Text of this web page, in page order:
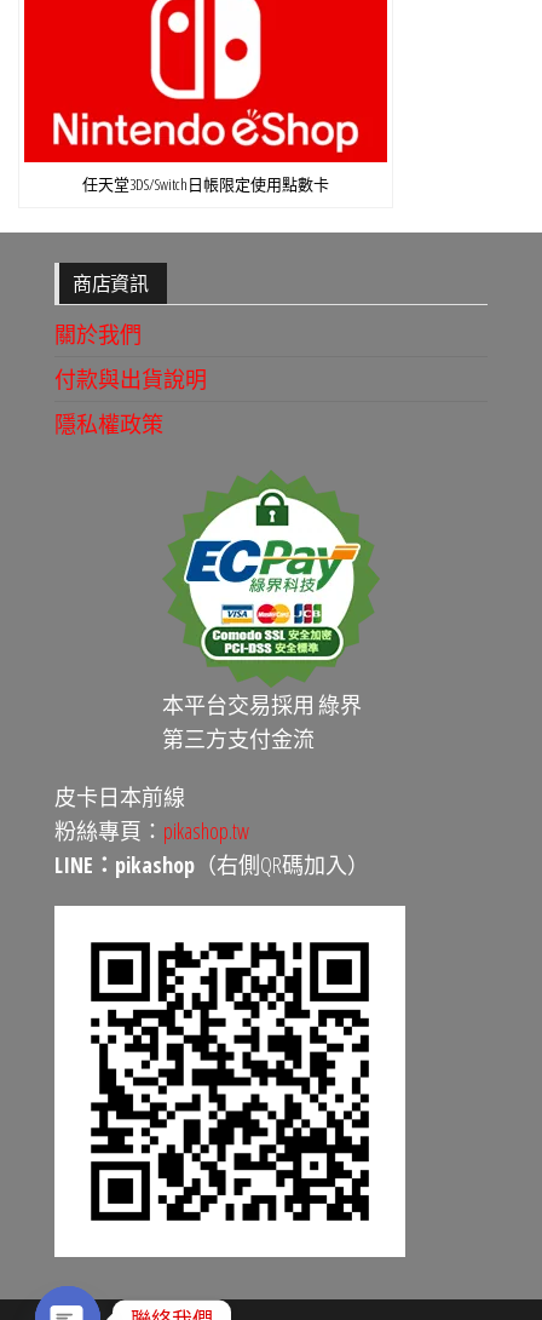
任天堂3DS/Switch日帳限定使用點數卡
商店資訊
關於我們
付款與出貨說明
隱私權政策
本平台交易採用 綠界
第三方支付金流
皮卡日本前線
粉絲專頁： pikashop.tw
LINE：pikashop （右側QR碼加入）